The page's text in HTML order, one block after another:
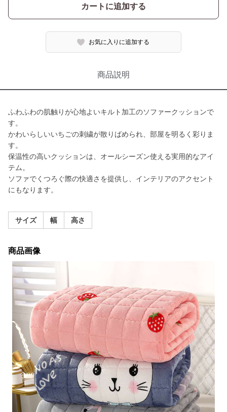
カートに追加する
お気に入りに追加する
商品説明
ふわふわの肌触りが心地よいキルト加工のソファークッションで
す。
かわいらしいいちごの刺繍が散りばめられ、部屋を明るく彩りま
す。
保温性の高いクッションは、オールシーズン使える実用的なアイ
テム。
ソファでくつろぐ際の快適さを提供し、インテリアのアクセント
にもなります。
サイズ 幅 高さ
商品画像